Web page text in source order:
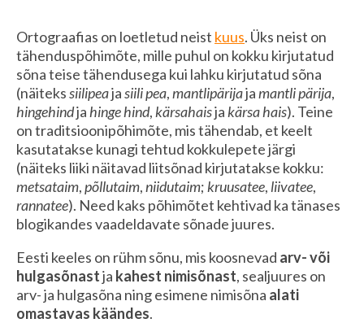
Ortograafias on loetletud neist kuus. Üks neist on
tähenduspõhimõte, mille puhul on kokku kirjutatud
sõna teise tähendusega kui lahku kirjutatud sõna
(näitekssiilipeajasiili pea,mantlipärijajamantli pärija,
hingehindja hinge hind, kärsahaisja kärsa hais). Teine
on traditsioonipõhimõte, mis tähendab, et keelt
kasutatakse kunagi tehtud kokkulepete järgi
(näiteks liiki näitavad liitsõnad kirjutatakse kokku:
metsataim,põllutaim,niidutaim; kruusatee, liivatee,
rannatee). Need kaks põhimõtet kehtivad ka tänases
blogikandes vaadeldavate sõnade juures.
Eesti keeles on rühm sõnu, mis koosnevad arv- või
hulgasõnastja kahest nimisõnast, sealjuures on
arv- ja hulgasõna ning esimene nimisõna alati
omastavas käändes.